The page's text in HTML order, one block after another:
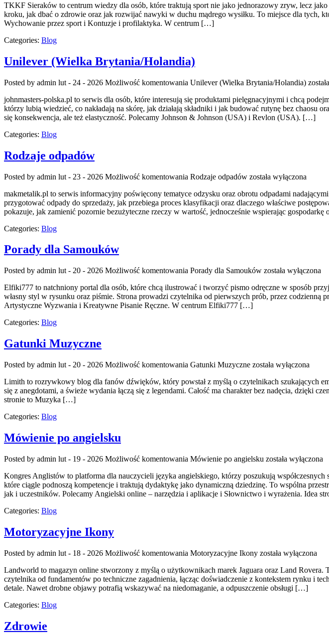
TKKF Sieraków to centrum wiedzy dla osób, które traktują sport nie jako jednorazowy zryw, lecz
kroku, jak dbać o zdrowie oraz jak rozwijać nawyki w duchu mądrego wysiłku. To miejsce dla tych,
Wychowanie przez sport i Kontuzje i profilaktyka. W centrum […]
Categories: Blog
Unilever (Wielka Brytania/Holandia)
Posted by admin lut - 24 - 2026 Możliwość komentowania Unilever (Wielka Brytania/Holandia)
johnmasters-polska.pl to serwis dla osób, które interesują się produktami pielęgnacyjnymi i chcą
którzy lubią wiedzieć, co nakładają na skórę, jak działają składniki i jak budować rutynę bez
się konsekwencja, ale też elastyczność. Polecamy Johnson & Johnson (USA) i Revlon (USA). […]
Categories: Blog
Rodzaje odpadów
Posted by admin lut - 23 - 2026 Możliwość komentowania Rodzaje odpadów została wyłączona
makmetalik.pl to serwis informacyjny poświęcony tematyce odzysku oraz obrotu odpadami
przygotować odpady do sprzedaży, jak przebiega proces klasyfikacji oraz dlaczego właściwe
pokazuje, jak zamienić pozornie bezużyteczne rzeczy w wartość, jednocześnie wspierając
Categories: Blog
Porady dla Samouków
Posted by admin lut - 20 - 2026 Możliwość komentowania Porady dla Samouków została wyłączona
Elfiki777 to natchniony portal dla osób, które chcą ilustrować i tworzyć pismo odręczne w sposób
własny styl w rysunku oraz piśmie. Strona prowadzi czytelnika od pierwszych prób, przez codzienną
Artystyczne Wyzwania i Kreatywne Pisanie Ręczne. W centrum Elfiki777 […]
Categories: Blog
Gatunki Muzyczne
Posted by admin lut - 20 - 2026 Możliwość komentowania Gatunki Muzyczne została wyłączona
Limith to rozrywkowy blog dla fanów dźwięków, który powstał z myślą o czytelnikach szukających
się z anegdotami, a świeże wydania łączą się z legendami. Całość ma charakter bez nadęcia, dzięki
stronie to Muzyka […]
Categories: Blog
Mówienie po angielsku
Posted by admin lut - 19 - 2026 Możliwość komentowania Mówienie po angielsku została wyłączona
Kongres Anglistów to platforma dla nauczycieli języka angielskiego, którzy poszukują
które ciągle podnoszą kompetencje i traktują dydaktykę jako dynamiczną dziedzinę. To wspólna
jak i uczestników. Polecamy Angielski online – narzędzia i aplikacje i Słownictwo i wyrażenia. Idea
Categories: Blog
Motoryzacyjne Ikony
Posted by admin lut - 18 - 2026 Możliwość komentowania Motoryzacyjne Ikony została wyłączona
Landworld to magazyn online stworzony z myślą o użytkownikach marek Jaguara oraz Land
czytelnika od fundamentów po techniczne zagadnienia, łącząc doświadczenie z kontekstem rynku i
detale. Nawet drobne objawy potrafią wskazywać na niedomaganie, a odpuszczenie obsługi […]
Categories: Blog
Zdrowie